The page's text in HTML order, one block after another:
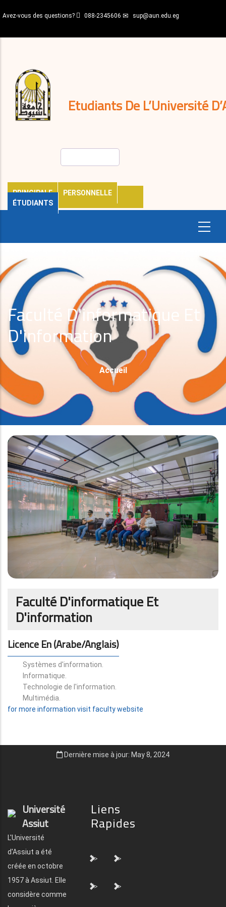
au
principal
Avez-vous des questions? 088-2345606 sup@aun.edu.eg
Etudiants De L’Université
PRINCIPALE
PERSONNELLE
ÉTUDIANTS
décisions
Expatriés
Journal
Faculté D'informatique Et
D'information
Fil
D'Ariane
Accueil
Faculté D'informatique Et
D'information
Licence En (arabe/anglais)
Systèmes d'information.
Informatique.
Technologie de l'information.
Multimédia.
for more information visit faculty website
Dernière mise à jour: May 8, 2024
Université
Assiut
L'Université
d'Assiut a été
créée en octobre
1957 à Assiut. Elle
considère comme
Liens
Rapides
"> ">
"> ">